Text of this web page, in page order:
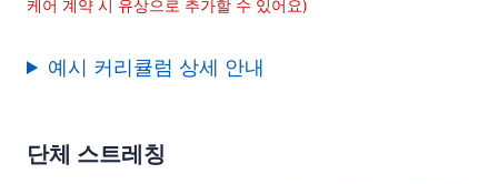
케어 계약 시 유상으로 추가할 수 있어요)
예시 커리큘럼 상세 안내
단체 스트레칭